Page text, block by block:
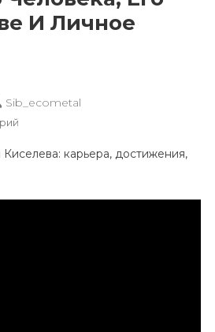
И Личное
Sib_ecometal
К
Киселев